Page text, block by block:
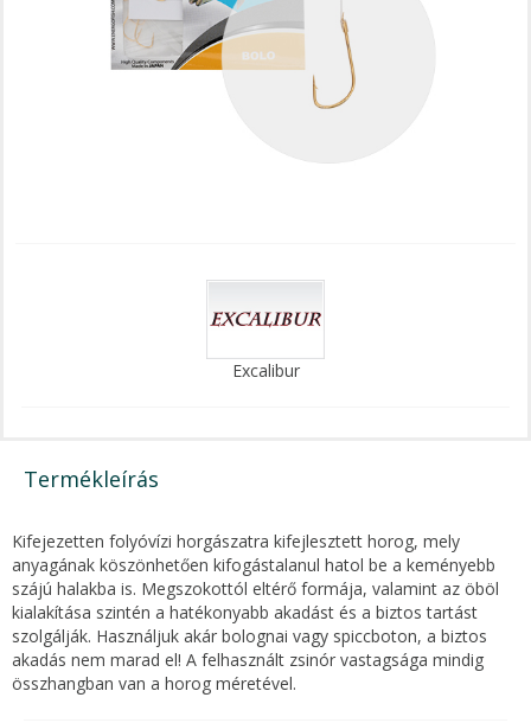
Excalibur
Termékleírás
Kifejezetten folyóvízi horgászatra kifejlesztett horog, mely
anyagának köszönhetően kifogástalanul hatol be a keményebb
szájú halakba is. Megszokottól eltérő formája, valamint az öböl
kialakítása szintén a hatékonyabb akadást és a biztos tartást
szolgálják. Használjuk akár bolognai vagy spiccboton, a biztos
akadás nem marad el! A felhasznált zsinór vastagsága mindig
összhangban van a horog méretével.